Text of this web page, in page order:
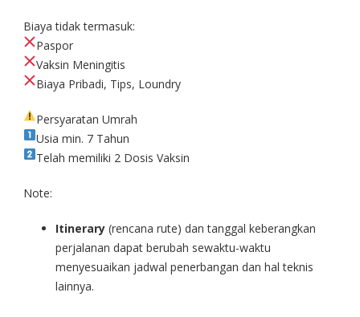
Biaya tidak termasuk:
Paspor
Vaksin Meningitis
Biaya Pribadi, Tips, Loundry
Persyaratan Umrah
Usia min. 7 Tahun
Telah memiliki 2 Dosis Vaksin
Note:
Itinerary (rencana rute) dan tanggal keberangkan
perjalanan dapat berubah sewaktu-waktu
menyesuaikan jadwal penerbangan dan hal teknis
lainnya.